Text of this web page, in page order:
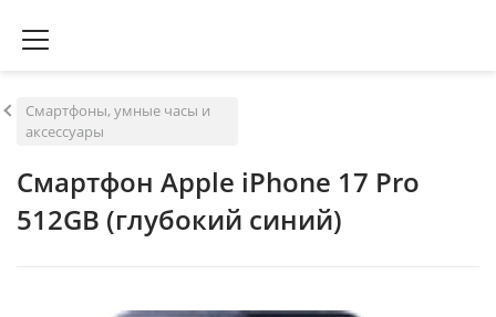
Смартфоны, умные часы и
аксессуары
Смартфон Apple iPhone 17 Pro
512GB (глубокий синий)